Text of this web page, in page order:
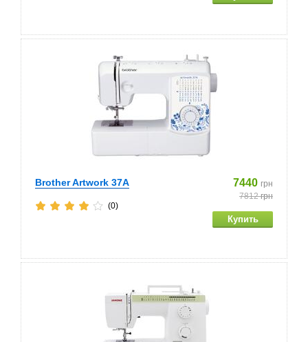
Brother Artwork 37A 7440 грн
7812грн
(0)